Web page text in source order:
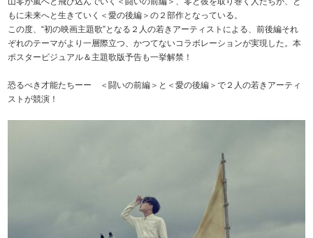
もに未来へと生きていく＜愛の後編＞の２部作となっている。
この度、“初の映画主題歌”となる２人の若きアーティストによる、前後編それ
ぞれのテーマがより一層際立つ、かつてないコラボレーションが実現した。本
ポスタービジュアル＆主題歌版予告も一挙解禁！
恐るべき才能たちーー ＜闘いの前編＞と＜愛の後編＞で２人の若きアーティ
ストが競演！